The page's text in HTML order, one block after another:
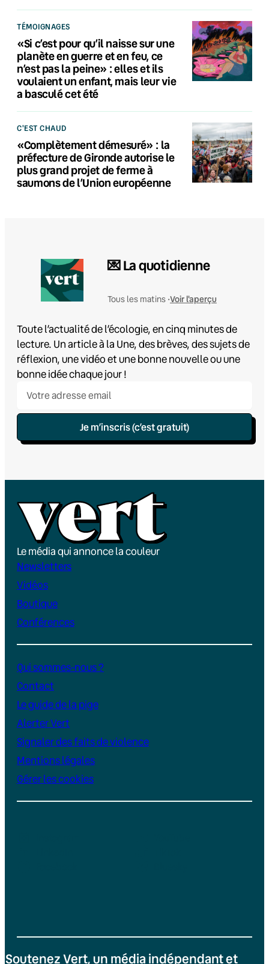
TÉMOIGNAGES
«Si c’est pour qu’il naisse sur une
planète en guerre et en feu, ce
n’est pas la peine» : elles et ils
voulaient un enfant, mais leur vie
a basculé cet été
C'EST CHAUD
«Complètement démesuré» : la
préfecture de Gironde autorise le
plus grand projet de ferme à
saumons de l’Union européenne
💌 La quotidienne
Tous les matins •Voir l'aperçu
Toute l’actualité de l’écologie, en cinq minutes de
lecture. Un article à la Une, des brèves, des sujets de
réflexion, une vidéo et une bonne nouvelle ou une
bonne idée chaque jour !
Je m’inscris (c’est gratuit)
Le média qui annonce la couleur
Newsletters
Vidéos
Boutique
Conférences
Qui sommes-nous ?
Contact
Le guide de la pige
Alerter Vert
Signaler des faits de violence
Mentions légales
Gérer les cookies
Soutenez Vert, un média indépendant et